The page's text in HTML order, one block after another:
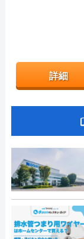
詳細